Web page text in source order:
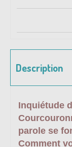
Description
Inquiétude
parole se
Comment